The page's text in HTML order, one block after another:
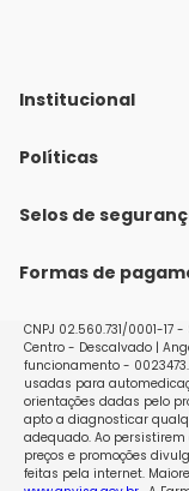
Institucional
Quem Somos
Nossas lojas
Políticas
Política de Envio
Políticas de Trocas
Selos de
Formas de
CNPJ 02.560.731/0001-17
Centro - Descalvado |
funcionamento -
usadas para
orientações dadas pelo
apto a diagnosticar
adequado. Ao
preços e promoções
feitas pela internet.